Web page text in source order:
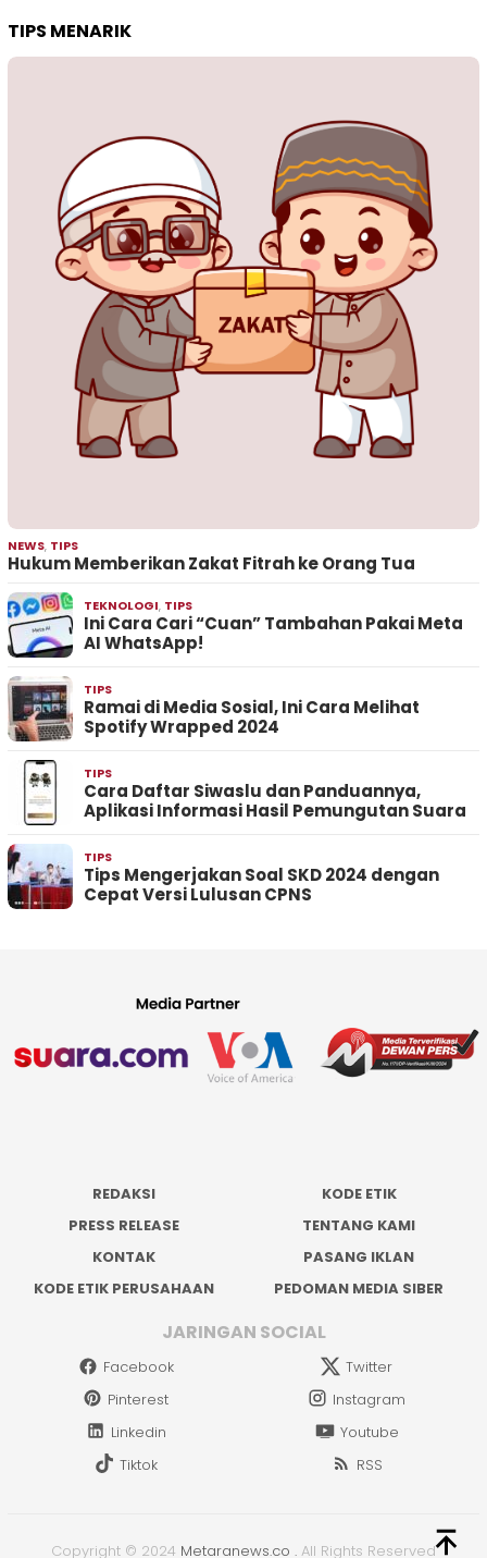
TIPS MENARIK
NEWS, TIPS
Hukum Memberikan Zakat Fitrah ke Orang Tua
TEKNOLOGI, TIPS
Ini Cara Cari “Cuan” Tambahan Pakai Meta
AI WhatsApp!
TIPS
Ramai di Media Sosial, Ini Cara Melihat
Spotify Wrapped 2024
TIPS
Cara Daftar Siwaslu dan Panduannya,
Aplikasi Informasi Hasil Pemungutan Suara
TIPS
Tips Mengerjakan Soal SKD 2024 dengan
Cepat Versi Lulusan CPNS
REDAKSI
KODE ETIK
PRESS RELEASE
TENTANG KAMI
KONTAK
PASANG IKLAN
KODE ETIK PERUSAHAAN
PEDOMAN MEDIA SIBER
JARINGAN SOCIAL
Facebook
Twitter
Pinterest
Instagram
Linkedin
Youtube
Tiktok
RSS
Copyright © 2024 Metaranews.co . All Rights Reserved